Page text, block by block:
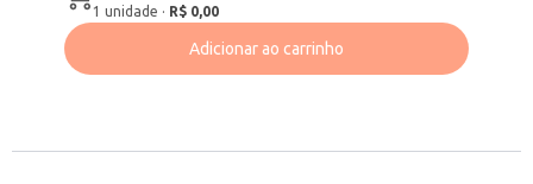
1 unidade · R$ 0,00
Adicionar ao carrinho